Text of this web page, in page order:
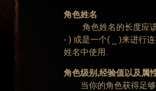
角色姓名
角色姓名的长度应该
- ) 或是一个( _ )来进行
姓名中使用.
角色级别,经验值以及属
当你的角色获得足够